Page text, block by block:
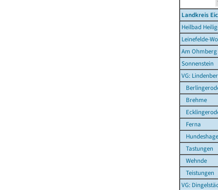
Landkreis
Heilbad
Leinefelde-
Am Ohmberg
Sonnenstein
VG:
Brehme
Ferna
Tastungen
Wehnde
Teistungen
VG: